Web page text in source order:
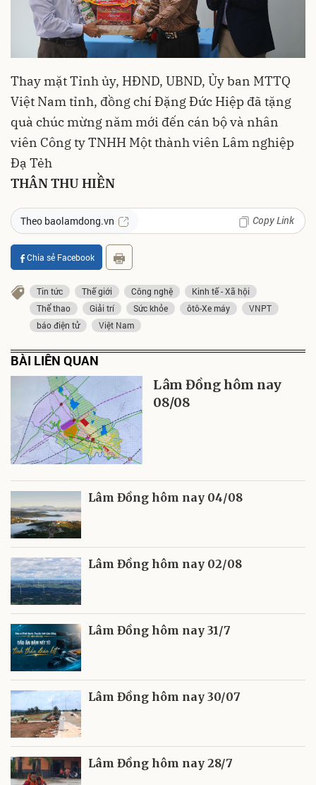
Thay mặt Tỉnh ủy, HĐND, UBND, Ủy ban MTTQ
Việt Nam tỉnh, đồng chí Đặng Đức Hiệp đã tặng
quà chúc mừng năm mới đến cán bộ và nhân
viên Công ty TNHH Một thành viên Lâm nghiệp
Đạ Tẻh
THÂN THU HIỀN
Theo baolamdong.vn Copy Link
Chia sẻ Facebook
Tin tức Thế giới Công nghệ
Kinh tế - Xã hội
Thể thao
Giải trí Sức khỏe ôtô-Xe máy
VNPT
báo điện tử
Việt Nam
BÀI LIÊN QUAN
Lâm Đồng hôm nay
08/08
Lâm Đồng hôm nay 04/08
Lâm Đồng hôm nay 02/08
Lâm Đồng hôm nay 31/7
Lâm Đồng hôm nay 30/07
Lâm Đồng hôm nay 28/7